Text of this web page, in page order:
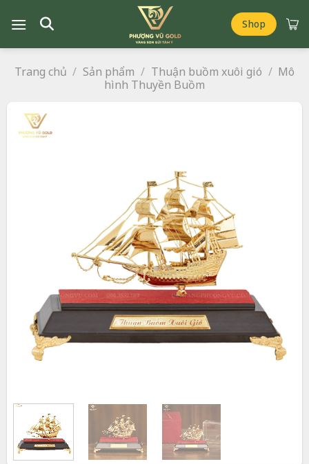
đến
Shop
Trang chủ / Sản phẩm / Thuận buồm xuôi gió / Mô
hình Thuyền Buồm